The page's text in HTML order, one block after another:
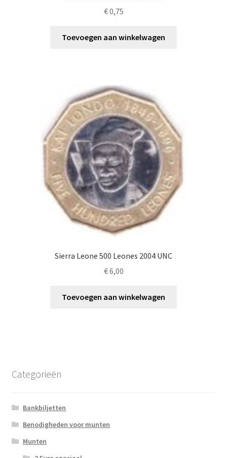
€0,75
Toevoegen aan winkelwagen
Sierra Leone 500 Leones 2004 UNC
€6,00
Toevoegen aan winkelwagen
Categorieën
Bankbiljetten
Benodigheden voor munten
Munten